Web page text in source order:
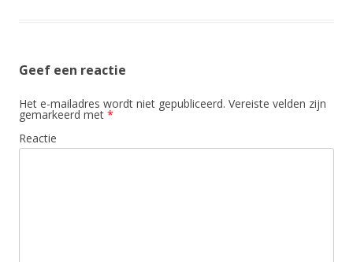
Geef een reactie
Het e-mailadres wordt niet gepubliceerd. Vereiste velden zijn
gemarkeerd met *
Reactie